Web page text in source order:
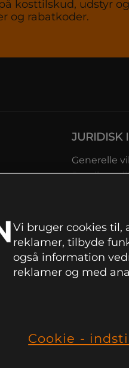
kosttilskud, udstyr
og rabatkoder.
JURIDISK
Generelle
Prisgaranti
Vi bruger cookies til,
reklamer, tilbyde
også information
reklamer og med
Cookie -